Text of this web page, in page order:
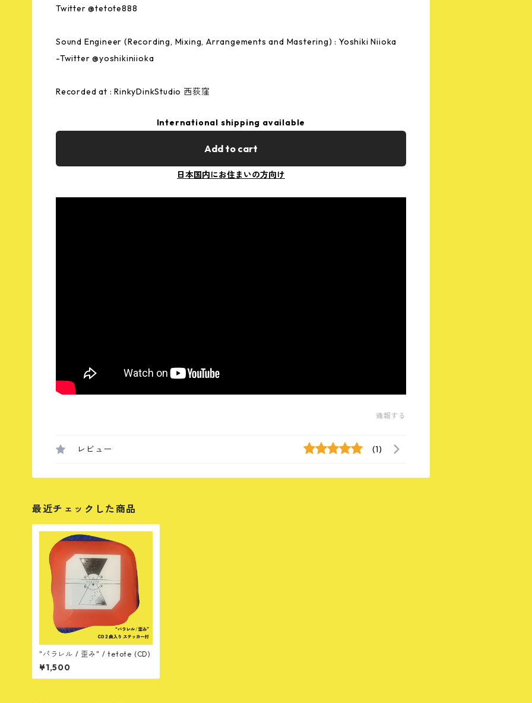
Twitter @tetote888
Sound Engineer (Recording, Mixing, Arrangements and Mastering) : Yoshiki Niioka
-Twitter @yoshikiniioka
Recorded at : RinkyDinkStudio 西荻窪
International shipping available
Add to cart
日本国内にお住まいの方向け
通報する
レビュー (1)
最近チェックした商品
"パラレル / 歪み" / tetote (CD)
¥1,500